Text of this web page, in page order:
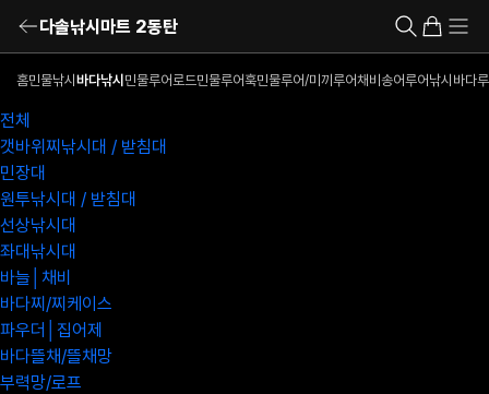
다솔낚시마트 2동탄
홈민물낚시 바다낚시 민물루어로드민물루어훅민물루어/미끼 루어채비 송어루어낚시 바다
전체
갯바위찌낚시대 / 받침대
민장대
원투낚시대 / 받침대
선상낚시대
좌대낚시대
바늘│채비
바다찌/찌케이스
파우더│집어제
바다뜰채/뜰채망
부력망/로프